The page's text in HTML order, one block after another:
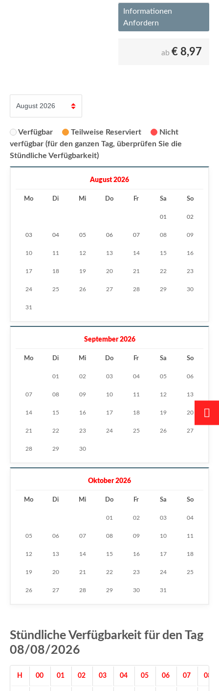
Informationen
Anfordern
ab € 8,97
Verfügbar Teilweise Reserviert
Nicht
verfügbar (für den ganzen Tag, überprüfen Sie die
Stündliche Verfügbarkeit)
August 2026
Mo Di Mi Do Fr Sa So
01 02
03 04 05 06 07 08 09
10 11 12 13 14 15 16
17 18 19 20 21 22 23
24 25 26 27 28 29 30
31
September 2026
Mo Di Mi Do Fr Sa So
01 02 03 04 05 06
07 08 09 10 11 12 13
14 15 16 17 18 19 20
21 22 23 24 25 26 27
28 29 30
Oktober 2026
Mo Di Mi Do Fr Sa So
01 02 03 04
05 06 07 08 09 10 11
12 13 14 15 16 17 18
19 20 21 22 23 24 25
26 27 28 29 30 31
Stündliche Verfügbarkeit für den Tag
08/08/2026
H 00 01 02 03 04 05 06 07 08